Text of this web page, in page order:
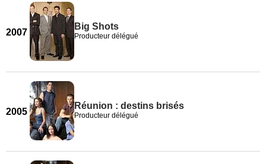
2007
Big Shots
Producteur délégué
2005
Réunion : destins brisés
Producteur délégué